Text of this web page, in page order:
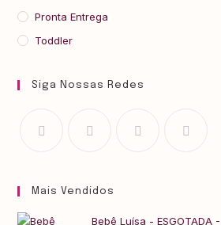
Pronta Entrega
Toddler
Siga Nossas Redes
Mais Vendidos
Bebê Luísa - ESGOTADA